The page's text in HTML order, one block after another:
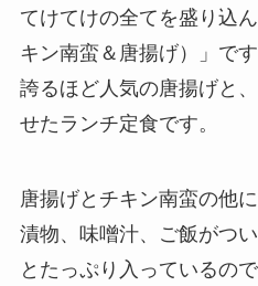
てけてけの全てを盛り込
キン南蛮＆唐揚げ）」で
誇るほど人気の唐揚げと
せたランチ定食です。
唐揚げとチキン南蛮の他
漬物、味噌汁、ご飯がつ
とたっぷり入っているの